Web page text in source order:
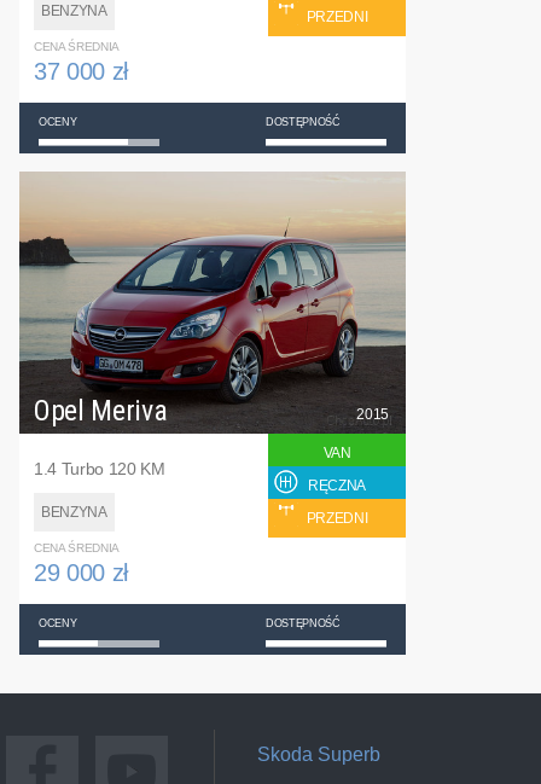
BENZYNA
PRZEDNI
CENA ŚREDNIA
37 000 zł
OCENY DOSTĘPNOŚĆ
Opel Meriva
1.4 Turbo 120 KM
BENZYNA
2015
VAN
RĘCZNA
PRZEDNI
CENA ŚREDNIA
29 000 zł
OCENY DOSTĘPNOŚĆ
Skoda Superb